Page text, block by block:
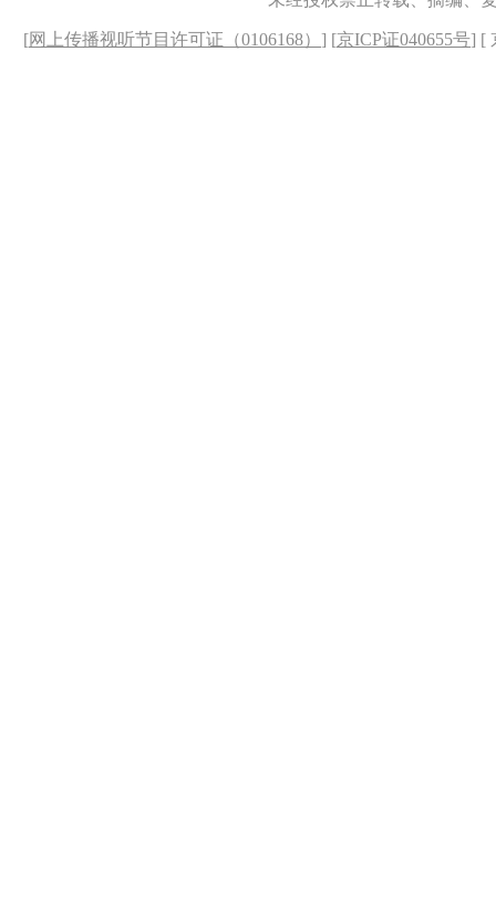
[网上传播视听节目许可证（0106168） ] [京ICP证040655号] [